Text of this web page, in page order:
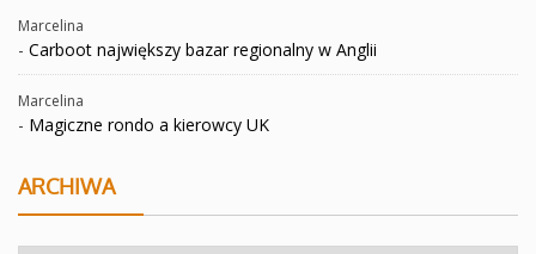
Marcelina
- Carboot największy bazar regionalny w Anglii
Marcelina
- Magiczne rondo a kierowcy UK
ARCHIWA